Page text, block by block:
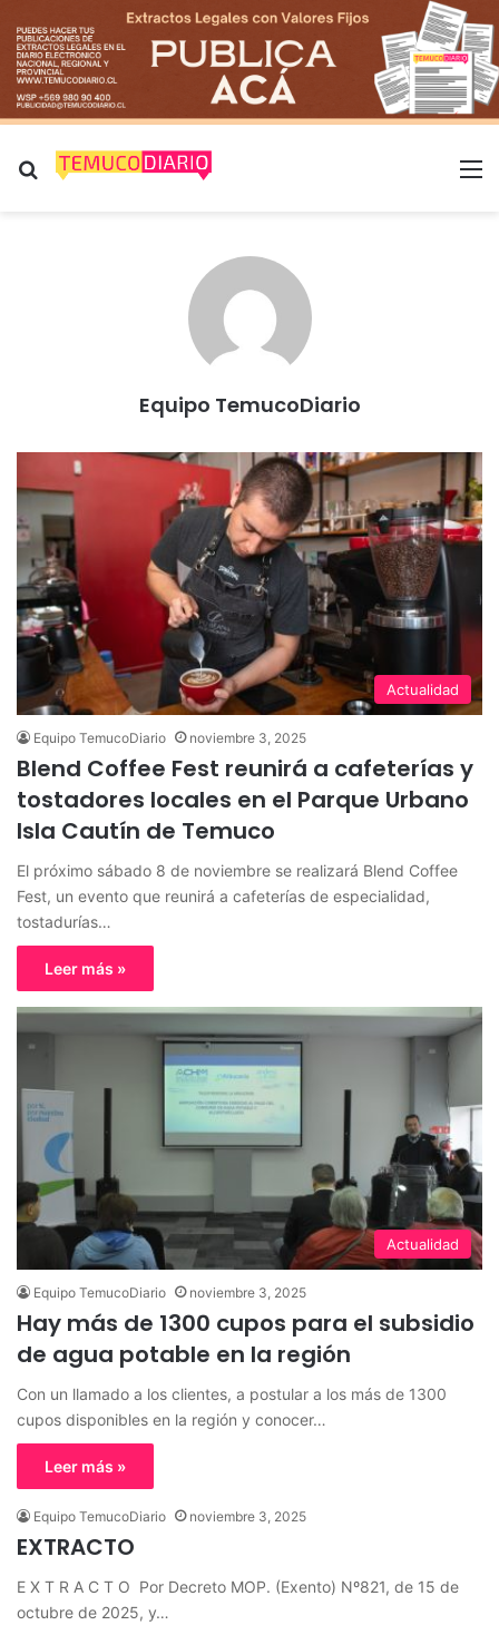
Buscar por
Equipo TemucoDiario
Actualidad
Equipo TemucoDiario noviembre 3, 2025
Blend Coffee Fest reunirá a cafeterías y
tostadores locales en el Parque Urbano
Isla Cautín de Temuco
El próximo sábado 8 de noviembre se realizará Blend Coffee
Fest, un evento que reunirá a cafeterías de especialidad,
tostadurías…
Leer más »
Actualidad
Equipo TemucoDiario noviembre 3, 2025
Hay más de 1300 cupos para el subsidio
de agua potable en la región
Con un llamado a los clientes, a postular a los más de 1300
cupos disponibles en la región y conocer…
Leer más »
Equipo TemucoDiario noviembre 3, 2025
EXTRACTO
E X T R A C T O Por Decreto MOP. (Exento) Nº821, de 15 de
octubre de 2025, y…